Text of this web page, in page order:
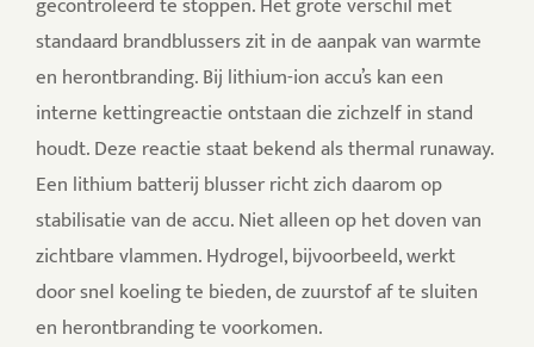
standaard brandblussers zit in de aanpak van warmte
en herontbranding. Bij lithium-ion accu’s kan een
interne kettingreactie ontstaan die zichzelf in stand
houdt. Deze reactie staat bekend als thermal runaway.
Een lithium batterij blusser richt zich daarom op
stabilisatie van de accu. Niet alleen op het doven van
zichtbare vlammen.Hydrogel, bijvoorbeeld, werkt
door snel koeling te bieden, de zuurstof af te sluiten
en herontbranding te voorkomen.